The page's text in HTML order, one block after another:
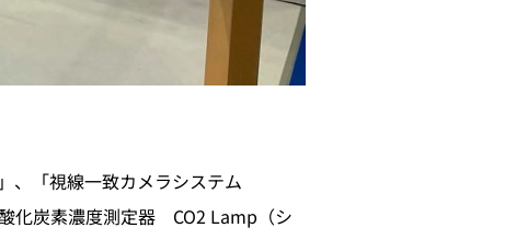
、「視線一致カメラシステム
化炭素濃度測定器 CO2 Lamp（シ